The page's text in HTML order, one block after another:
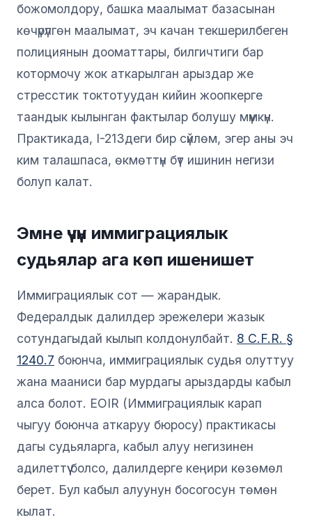
божомолдору, башка маалымат базасынан
көчүрүлгөн маалымат, эч качан текшерилбеген
полициянын дооматтары, билгичтиги бар
котормочу жок аткарылган арыздар же
стресстик токтотуудан кийин жоопкерге
таандык кылынган фактылар болушу мүмкүн.
Практикада, I-213деги бир сүйлөм, эгер аны эч
ким талашпаса, өкмөттүн бүт ишинин негизи
болуп калат.
Эмне үчүн иммиграциялык
судьялар ага көп ишенишет
Иммиграциялык сот — жарандык.
Федералдык далилдер эрежелери жазык
сотундагыдай кылып колдонулбайт. 8 C.F.R. §
1240.7 боюнча, иммиграциялык судья олуттуу
жана мааниси бар мурдагы арыздарды кабыл
алса болот. EOIR (Иммиграциялык карап
чыгуу боюнча аткаруу бюросу) практикасы
дагы судьяларга, кабыл алуу негизинен
адилеттүү болсо, далилдерге кеңири көзөмөл
берет. Бул кабыл алуунун босогосун төмөн
кылат.